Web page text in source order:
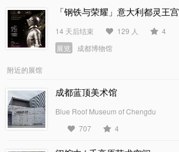
「钢铁与荣耀」意大利都灵王
14 天后结束 129 人
4
展览
成都博物馆
附近的展馆
成都蓝顶美术馆
Blue Roof Museum of Chengdu
707
4